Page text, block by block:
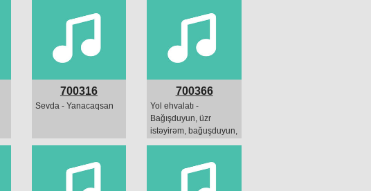
700316
Sevda - Yanacaqsan
700366
Yol ehvalatı -
Bağışduyun, üzr
istəyirəm, bağuşduyun,
vaxtınızı aldım,